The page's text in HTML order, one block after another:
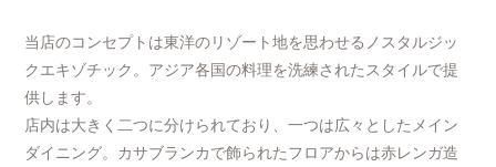
当店のコンセプトは東洋のリゾート地を思わせるノスタルジッ
クエキゾチック。アジア各国の料理を洗練されたスタイルで提
供します。
店内は大きく二つに分けられており、一つは広々としたメイン
ダイニング。カサブランカで飾られたフロアからは赤レンガ造